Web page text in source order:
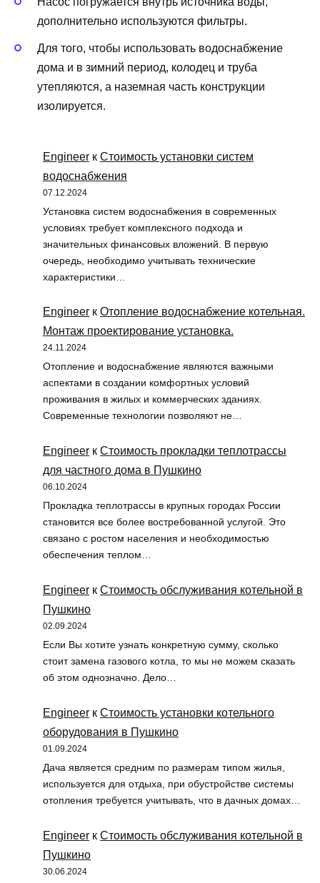
дополнительно используются фильтры.
Для того, чтобы использовать водоснабжение
дома и в зимний период, колодец и труба
утепляются, а наземная часть конструкции
изолируется.
Engineer к Стоимость установки систем
водоснабжения
07.12.2024
Установка систем водоснабжения в современных
условиях требует комплексного подхода и
значительных финансовых вложений. В первую
очередь, необходимо учитывать технические
характеристики…
Engineer к Отопление водоснабжение котельная.
Монтаж проектирование установка.
24.11.2024
Отопление и водоснабжение являются важными
аспектами в создании комфортных условий
проживания в жилых и коммерческих зданиях.
Современные технологии позволяют не…
Engineer к Стоимость прокладки теплотрассы
для частного дома в Пушкино
06.10.2024
Прокладка теплотрассы в крупных городах России
становится все более востребованной услугой. Это
связано с ростом населения и необходимостью
обеспечения теплом…
Engineer к Стоимость обслуживания котельной в
Пушкино
02.09.2024
Если Вы хотите узнать конкретную сумму, сколько
стоит замена газового котла, то мы не можем сказать
об этом однозначно. Дело…
Engineer к Стоимость установки котельного
оборудования в Пушкино
01.09.2024
Дача является средним по размерам типом жилья,
используется для отдыха, при обустройстве системы
отопления требуется учитывать, что в дачных домах…
Engineer к Стоимость обслуживания котельной в
Пушкино
30.06.2024